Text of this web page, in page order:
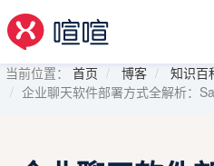
当前位置： 首页 博客
知识百
企业聊天软件部署方式全解析：